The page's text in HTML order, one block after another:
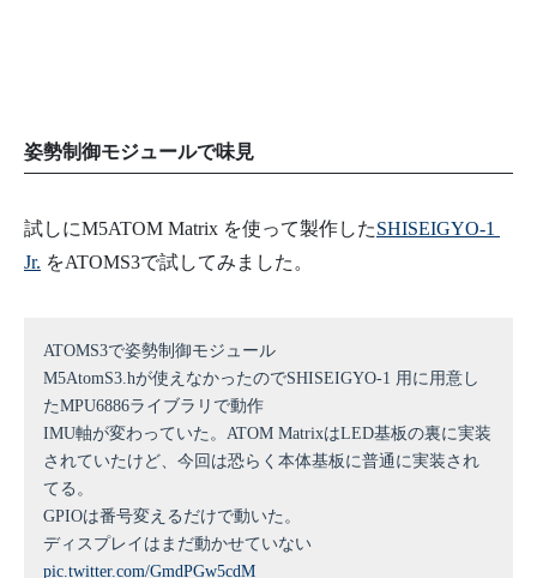
姿勢制御モジュールで味見
試しにM5ATOM Matrix を使って製作したSHISEIGYO-1
Jr. をATOMS3で試してみました。
ATOMS3で姿勢制御モジュール
M5AtomS3.hが使えなかったのでSHISEIGYO-1 用に用意し
たMPU6886ライブラリで動作
IMU軸が変わっていた。ATOM MatrixはLED基板の裏に実装
されていたけど、今回は恐らく本体基板に普通に実装され
てる。
GPIOは番号変えるだけで動いた。
ディスプレイはまだ動かせていない
pic.twitter.com/GmdPGw5cdM